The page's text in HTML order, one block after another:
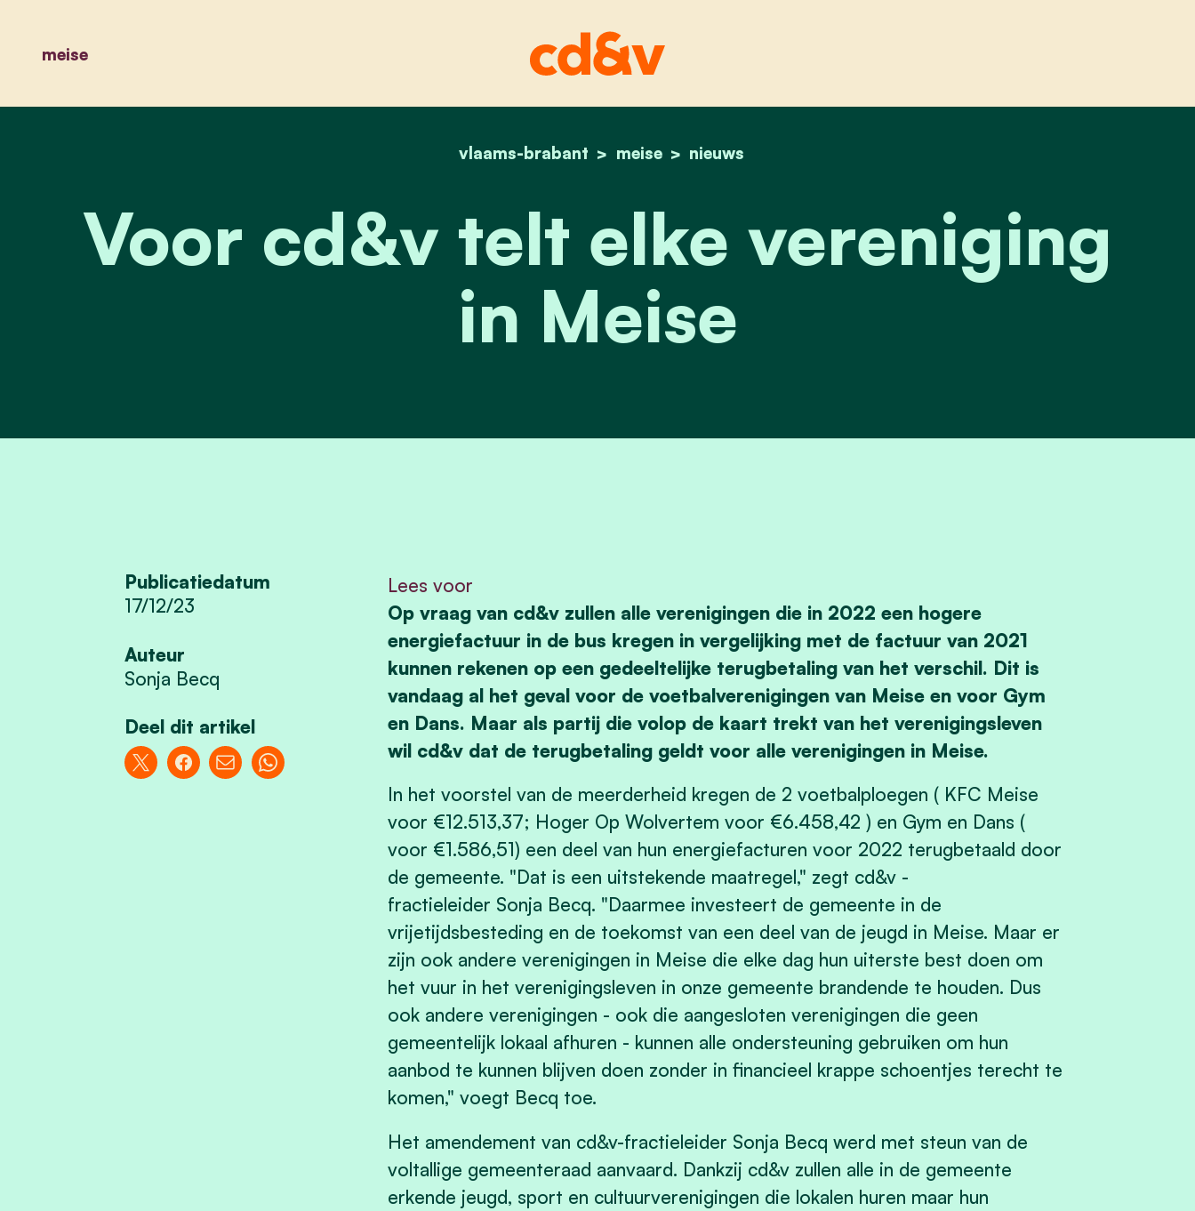
meise
home
vlaams-brabant meise nieuws
voor cd&v telt elke vereniging in meise
Voor cd&v telt elke vereniging
in Meise
Publicatiedatum
17/12/23
Auteur
Sonja Becq
Deel dit artikel
Lees voor
Op vraag van cd&v zullen alle verenigingen die in 2022 een hogere
energiefactuur in de bus kregen in vergelijking met de factuur van 2021
kunnen rekenen op een gedeeltelijke terugbetaling van het verschil. Dit is
vandaag al het geval voor de voetbalverenigingen van Meise en voor Gym
en Dans. Maar als partij die volop de kaart trekt van het verenigingsleven
wil cd&v dat de terugbetaling geldt voor alle verenigingen in Meise.
In het voorstel van de meerderheid kregen de 2 voetbalploegen ( KFC Meise
voor €12.513,37; Hoger Op Wolvertem voor €6.458,42 ) en Gym en Dans (
voor €1.586,51) een deel van hun energiefacturen voor 2022 terugbetaald door
de gemeente. "Dat is een uitstekende maatregel," zegt cd&v -
fractieleider Sonja Becq. "Daarmee investeert de gemeente in de
vrijetijdsbesteding en de toekomst van een deel van de jeugd in Meise. Maar er
zijn ook andere verenigingen in Meise die elke dag hun uiterste best doen om
het vuur in het verenigingsleven in onze gemeente brandende te houden. Dus
ook andere verenigingen - ook die aangesloten verenigingen die geen
gemeentelijk lokaal afhuren - kunnen alle ondersteuning gebruiken om hun
aanbod te kunnen blijven doen zonder in financieel krappe schoentjes terecht te
komen," voegt Becq toe.
Het amendement van cd&v-fractieleider Sonja Becq werd met steun van de
voltallige gemeenteraad aanvaard. Dankzij cd&v zullen alle in de gemeente
erkende jeugd, sport en cultuurverenigingen die lokalen huren maar hun